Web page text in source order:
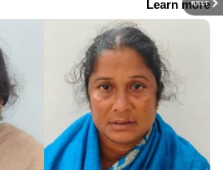
NEXT